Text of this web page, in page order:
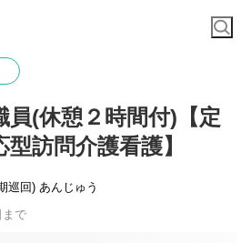
員(休憩２時間付)【定
訪問介護看護】
巡回) あんじゅう
まで